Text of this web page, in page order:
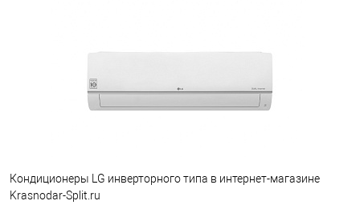
Кондиционеры LG инверторного типа в интернет-магазине
Krasnodar-Split.ru